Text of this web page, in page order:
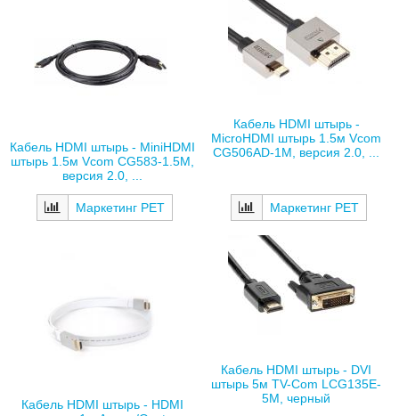
Кабель HDMI штырь - MiniHDMI
штырь 1.5м Vcom CG583-1.5M,
версия 2.0, ...
Маркетинг РЕТ
Кабель HDMI штырь -
MicroHDMI штырь 1.5м Vcom
CG506AD-1M, версия 2.0, ...
Маркетинг РЕТ
Кабель HDMI штырь - HDMI
Кабель HDMI штырь - DVI
штырь 5м TV-Com LCG135E-
5M, черный